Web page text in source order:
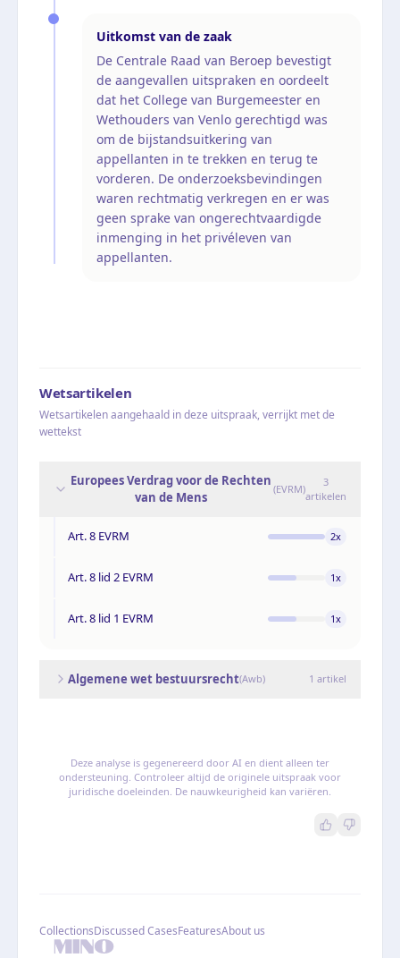
Uitkomst van de zaak
De Centrale Raad van Beroep bevestigt
de aangevallen uitspraken en oordeelt
dat het College van Burgemeester en
Wethouders van Venlo gerechtigd was
om de bijstandsuitkering van
appellanten in te trekken en terug te
vorderen. De onderzoeksbevindingen
waren rechtmatig verkregen en er was
geen sprake van ongerechtvaardigde
inmenging in het privéleven van
appellanten.
Wetsartikelen
Wetsartikelen aangehaald in deze uitspraak, verrijkt met de
wettekst
Europees Verdrag voor de Rechten
van de Mens
(EVRM)
3
artikelen
Art. 8 EVRM 2x
Art. 8 lid 2 EVRM 1x
Art. 8 lid 1 EVRM 1x
Algemene wet bestuursrecht(Awb) 1 artikel
Deze analyse is gegenereerd door AI en dient alleen ter
ondersteuning. Controleer altijd de originele uitspraak voor
juridische doeleinden. De nauwkeurigheid kan variëren.
CollectionsDiscussed CasesFeaturesAbout us